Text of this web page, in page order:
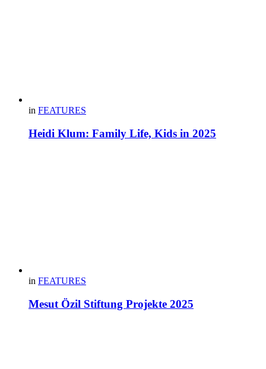
in FEATURES
Heidi Klum: Family Life, Kids in 2025
in FEATURES
Mesut Özil Stiftung Projekte 2025